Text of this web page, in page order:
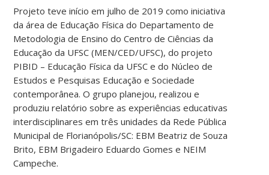
Projeto teve início em julho de 2019 como iniciativa
da área de Educação Física do Departamento de
Metodologia de Ensino do Centro de Ciências da
Educação da UFSC (MEN/CED/UFSC), do projeto
PIBID – Educação Física da UFSC e do Núcleo de
Estudos e Pesquisas Educação e Sociedade
contemporânea. O grupo planejou, realizou e
produziu relatório sobre as experiências educativas
interdisciplinares em três unidades da Rede Pública
Municipal de Florianópolis/SC: EBM Beatriz de Souza
Brito, EBM Brigadeiro Eduardo Gomes e NEIM
Campeche.